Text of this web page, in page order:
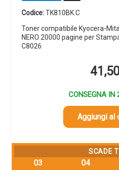
Codice:TK810BK.C
Toner compatibile Kyocera-
NERO 20000 pagine per
C8026
CONSEGNA IN
Aggiungi al
SCADE
03 04